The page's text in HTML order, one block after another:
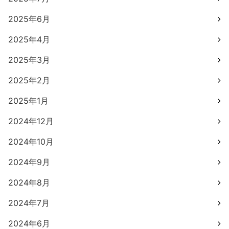
2025年6月
2025年4月
2025年3月
2025年2月
2025年1月
2024年12月
2024年10月
2024年9月
2024年8月
2024年7月
2024年6月